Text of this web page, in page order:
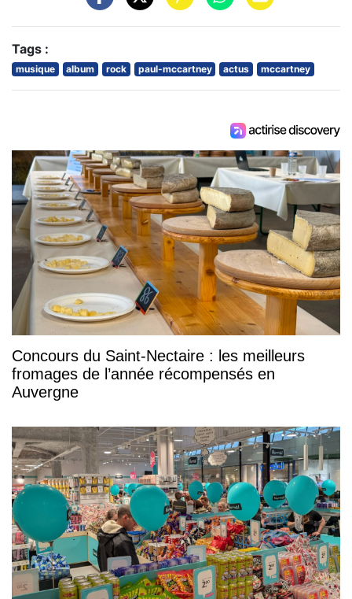
Tags :
musique album rock paul-mccartney actus mccartney
Concours du Saint-Nectaire : les meilleurs
fromages de l’année récompensés en
Auvergne